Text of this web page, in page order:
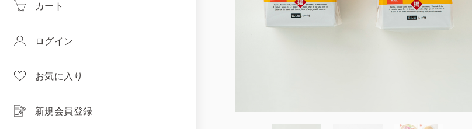
カート
ログイン
お気に入り
新規会員登録